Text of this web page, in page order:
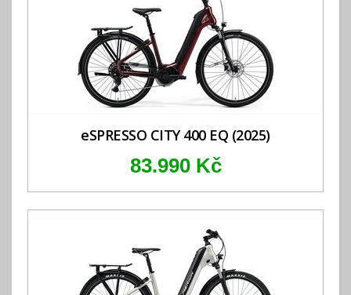
eSPRESSO CITY 400 EQ (2025)
83.990 Kč